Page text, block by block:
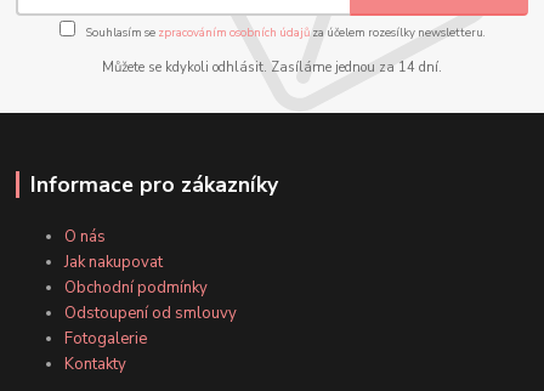
Souhlasím se zpracováním osobních údajůza účelem rozesílky newsletteru.
Můžete se kdykoli odhlásit. Zasíláme jednou za 14 dní.
Informace pro zákazníky
O nás
Jak nakupovat
Obchodní podmínky
Odstoupení od smlouvy
Fotogalerie
Kontakty